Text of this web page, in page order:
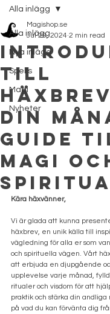
Alla inlägg
Nya inlägg
Spells
Magi
Nyheter
Alla inlägg
till
Din
Guide
Magi
Magishop.se
Jul 29, 2024 2 min read
Kära häxvänner,
Vi är glada att kunna
häxbrev, en unik källa till
vägledning för alla er som
och spirituella vägen. Vårt
att erbjuda en djupgående
upplevelse varje månad,
ritualer och visdom för att
praktik och stärka din andliga
på vad du kan förvänta dig